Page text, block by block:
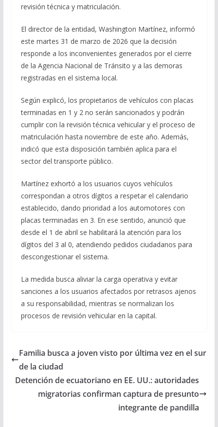
revisión técnica y matriculación.
El director de la entidad, Washington Martínez, informó
este martes 31 de marzo de 2026 que la decisión
responde a los inconvenientes generados por el cierre
de la Agencia Nacional de Tránsito y a las demoras
registradas en el sistema local.
Según explicó, los propietarios de vehículos con placas
terminadas en 1 y 2 no serán sancionados y podrán
cumplir con la revisión técnica vehicular y el proceso de
matriculación hasta noviembre de este año. Además,
indicó que esta disposición también aplica para el
sector del transporte público.
Martínez exhortó a los usuarios cuyos vehículos
correspondan a otros dígitos a respetar el calendario
establecido, dando prioridad a los automotores con
placas terminadas en 3. En ese sentido, anunció que
desde el 1 de abril se habilitará la atención para los
dígitos del 3 al 0, atendiendo pedidos ciudadanos para
descongestionar el sistema.
La medida busca aliviar la carga operativa y evitar
sanciones a los usuarios afectados por retrasos ajenos
a su responsabilidad, mientras se normalizan los
procesos de revisión vehicular en la capital.
Familia busca a joven visto por última vez en el sur
de la ciudad
Detención de ecuatoriano en EE. UU.: autoridades
migratorias confirman captura de presunto
integrante de pandilla